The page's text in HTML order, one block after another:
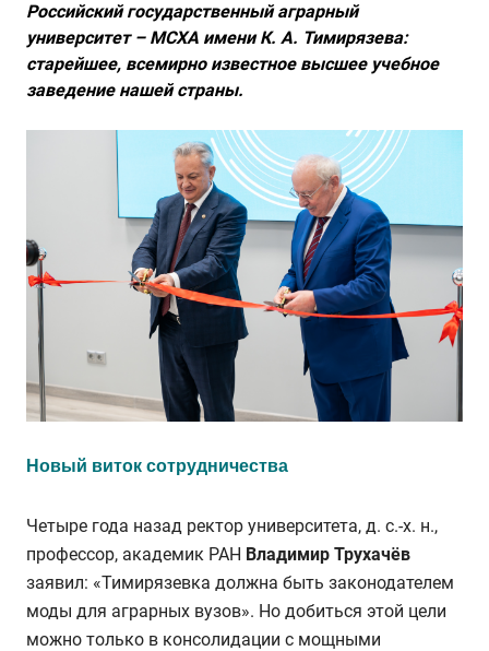
Российский государственный аграрный
университет – МСХА имени К. А. Тимирязева:
старейшее, всемирно известное высшее учебное
заведение нашей страны.
Новый виток сотрудничества
Четыре года назад ректор университета, д. с.-х. н.,
профессор, академик РАН Владимир Трухачёв
заявил: «Тимирязевка должна быть законодателем
моды для аграрных вузов». Но добиться этой цели
можно только в консолидации с мощными